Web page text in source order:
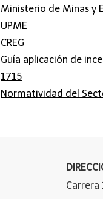
Ministerio de Minas y
UPME
CREG
Guía aplicación de
1715
Normatividad del